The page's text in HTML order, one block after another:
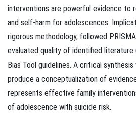
interventions are powerful evidence to
and self-harm for adolescences.
rigorous methodology, followed
evaluated quality of identified literature
Bias Tool guidelines. A critical
produce a conceptualization of
represents effective family
of adolescence with suicide risk.